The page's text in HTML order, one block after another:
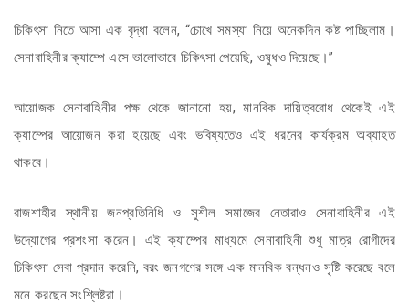
চিকিৎসা নিতে আসা এক বৃদ্ধা বলেন, “চোখে সমস্যা নিয়ে অনেকদিন কষ্ট পাচ্ছিলাম।
সেনাবাহিনীর ক্যাম্পে এসে ভালোভাবে চিকিৎসা পেয়েছি, ওষুধও দিয়েছে।”
আয়োজক সেনাবাহিনীর পক্ষ থেকে জানানো হয়, মানবিক দায়িত্ববোধ থেকেই এই
ক্যাম্পের আয়োজন করা হয়েছে এবং ভবিষ্যতেও এই ধরনের কার্যক্রম অব্যাহত
থাকবে।
রাজশাহীর স্থানীয় জনপ্রতিনিধি ও সুশীল সমাজের নেতারাও সেনাবাহিনীর এই
উদ্যোগের প্রশংসা করেন। এই ক্যাম্পের মাধ্যমে সেনাবাহিনী শুধু মাত্র রোগীদের
চিকিৎসা সেবা প্রদান করেনি, বরং জনগণের সঙ্গে এক মানবিক বন্ধনও সৃষ্টি করেছে বলে
মনে করছেন সংশ্লিষ্টরা।